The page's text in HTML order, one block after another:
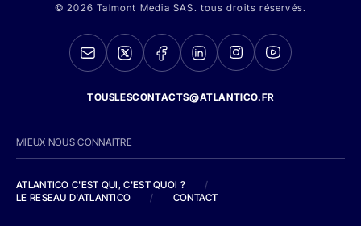
© 2026 Talmont Media SAS. tous droits réservés.
TOUSLESCONTACTS@ATLANTICO.FR
MIEUX NOUS CONNAITRE
ATLANTICO C'EST QUI, C'EST QUOI ?
/
LE RESEAU D'ATLANTICO
/ CONTACT